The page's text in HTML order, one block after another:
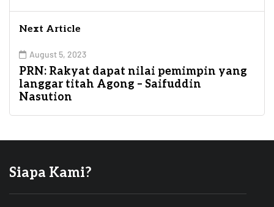
Next Article
August 5, 2023
PRN: Rakyat dapat nilai pemimpin yang
langgar titah Agong – Saifuddin
Nasution
Siapa Kami?